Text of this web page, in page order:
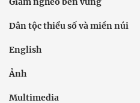
Dân tộc và Tôn giáo
Giáo dục
Đời sống
Sức khỏe